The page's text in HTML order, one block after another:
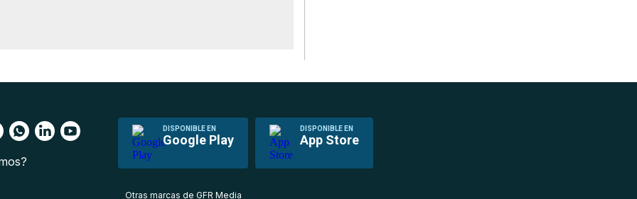
DISPONIBLE EN
Google Play
DISPONIBLE EN
App Store
Otras marcas de GFR Media